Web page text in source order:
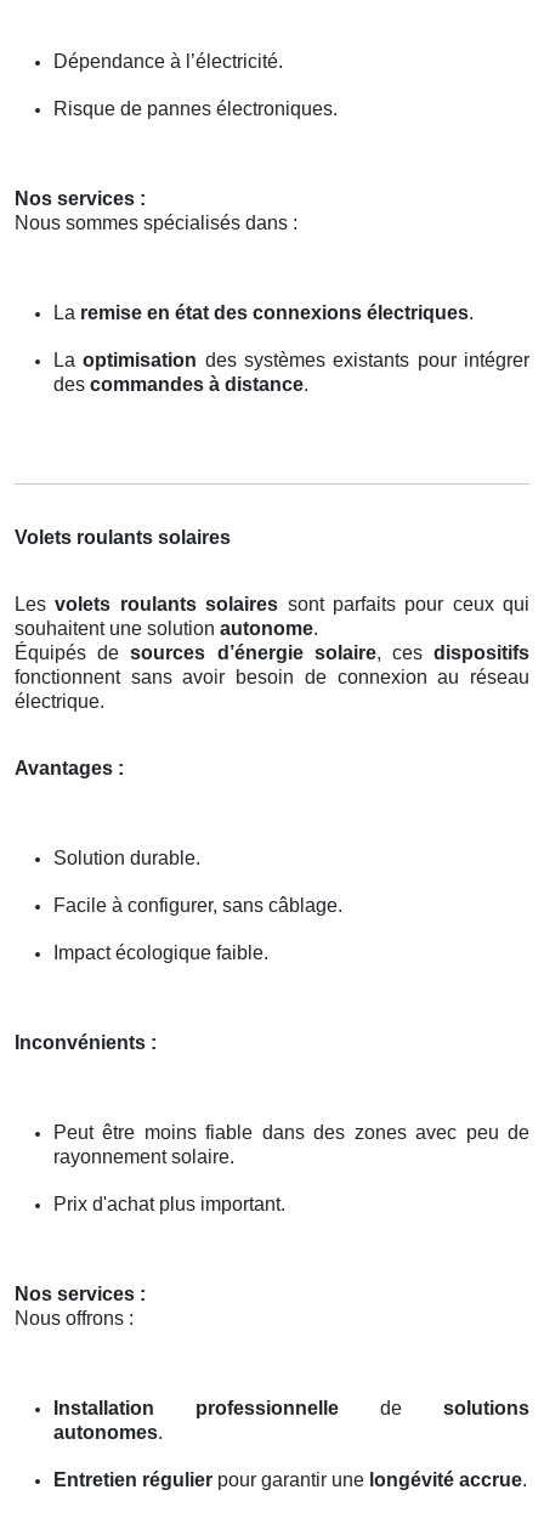
Dépendance à l’électricité.
Risque de pannes électroniques.
Nos services :
Nous sommes spécialisés dans :
La remise en état des connexions électriques.
Laoptimisation des systèmes existants pour intégrer
des commandes à distance.
Volets roulants solaires
Lesvolets roulants solaires sont parfaits pour ceux qui
souhaitent une solution autonome.
Équipés desources d’énergie solaire, cesdispositifs
fonctionnent sans avoir besoin de connexion au réseau
électrique.
Avantages :
Solution durable.
Facile à configurer, sans câblage.
Impact écologique faible.
Inconvénients :
Peut être moins fiable dans des zones avec peu de
rayonnement solaire.
Prix d'achat plus important.
Nos services :
Nous offrons :
Installation professionnelle de solutions
autonomes.
Entretien régulier pour garantir une longévité accrue.